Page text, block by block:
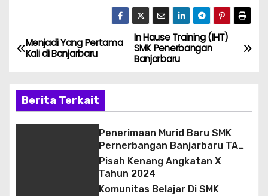
N
v
i
In Hause Training (IHT)
SMK Penerbangan
Banjarbaru
Menjadi Yang Pertama
Kali di Banjarbaru
Berita Terkait
Penerimaan Murid Baru SMK
Pernerbangan Banjarbaru TA
2026/2027
Pisah Kenang Angkatan X
Tahun 2024
Komunitas Belajar Di SMK